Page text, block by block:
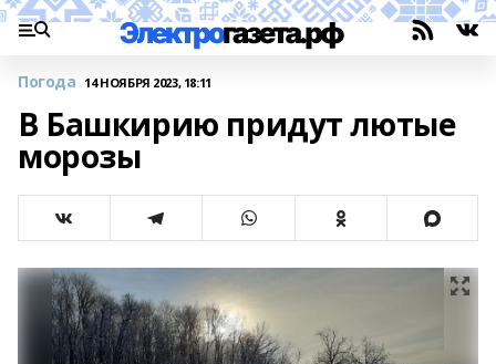
Погода 14 НОЯБРЯ 2023, 18:11
В Башкирию придут лютые
морозы